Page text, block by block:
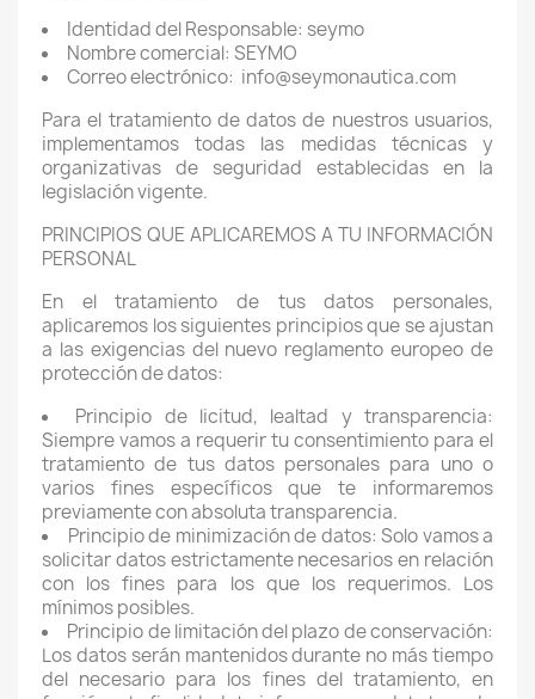
Identidad del Responsable: seymo
Nombre comercial: SEYMO
Correo electrónico: info@seymonautica.com
Para el tratamiento de datos de nuestros usuarios,
implementamos todas las medidas técnicas y
organizativas de seguridad establecidas en la
legislación vigente.
PRINCIPIOS QUE APLICAREMOS A TU INFORMACIÓN
PERSONAL
En el tratamiento de tus datos personales,
aplicaremos los siguientes principios que se ajustan
a las exigencias del nuevo reglamento europeo de
protección de datos:
Principio de licitud, lealtad y transparencia:
Siempre vamos a requerir tu consentimiento para el
tratamiento de tus datos personales para uno o
varios fines específicos que te informaremos
previamente con absoluta transparencia.
Principio de minimización de datos: Solo vamos a
solicitar datos estrictamente necesarios en relación
con los fines para los que los requerimos. Los
mínimos posibles.
Principio de limitación del plazo de conservación:
Los datos serán mantenidos durante no más tiempo
del necesario para los fines del tratamiento, en